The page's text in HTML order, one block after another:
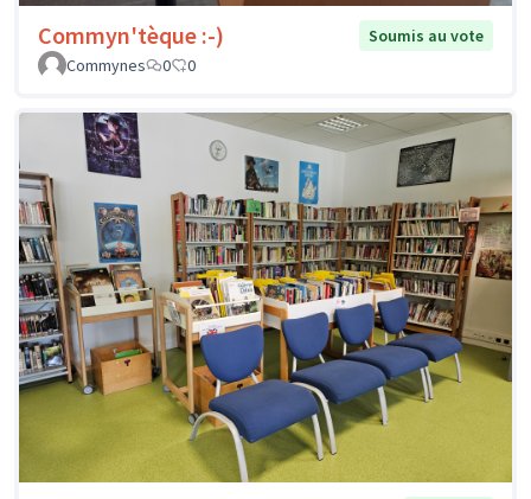
Commyn'tèque :-)
Soumis au vote
Commynes
0 0